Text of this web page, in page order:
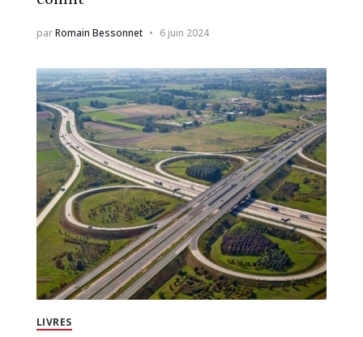
parRomain Bessonnet 6 juin 2024
LIVRES